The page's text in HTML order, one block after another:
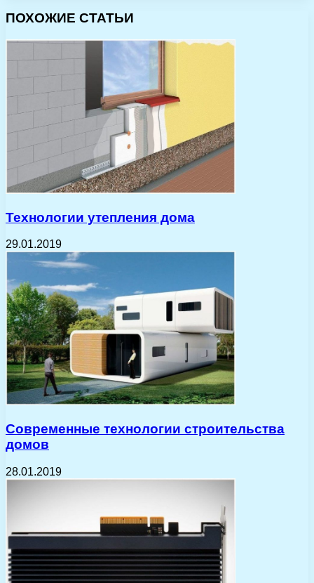
ПОХОЖИЕ СТАТЬИ
Технологии утепления дома
29.01.2019
Современные технологии строительства
домов
28.01.2019